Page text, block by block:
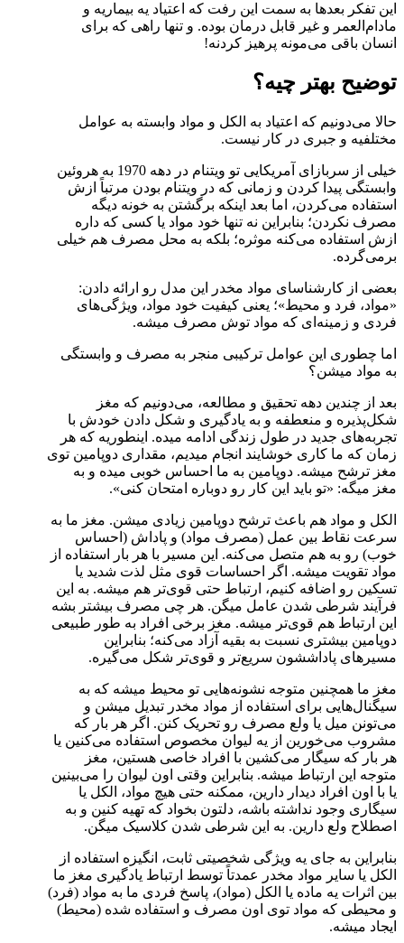
این تفکر بعدها به سمت این رفت که اعتیاد یه بیماریه و
مادام‌العمر و غیر قابل درمان بوده. و تنها راهی که برای
انسان باقی می‌مونه پرهیز کردنه!
توضیح بهتر چیه؟
حالا می‌دونیم که اعتیاد به الکل و مواد وابسته به عوامل
مختلفیه و جبری در کار نیست.
خیلی از سربازای آمریکایی تو ویتنام در دهه 1970 به هروئین
وابستگی پیدا کردن و زمانی که در ویتنام بودن مرتباً ازش
استفاده می‌کردن، اما بعد اینکه برگشتن به خونه دیگه
مصرف نکردن؛ بنابراین نه تنها خود مواد یا کسی که داره
ازش استفاده می‌کنه موثره؛ بلکه به محل مصرف هم خیلی
برمی‌گرده.
بعضی از کارشناسای مواد مخدر این مدل رو ارائه دادن:
«مواد، فرد و محیط»؛ یعنی کیفیت خود مواد، ویژگی‌های
فردی و زمینه‌ای که مواد توش مصرف میشه.
اما چطوری این عوامل ترکیبی منجر به مصرف و وابستگی
به مواد میشن؟
بعد از چندین دهه تحقیق و مطالعه، می‌دونیم که مغز
شکل‌پذیره و منعطفه و به یادگیری و شکل دادن خودش با
تجربه‌های جدید در طول زندگی ادامه میده. اینطوریه که هر
زمان که ما کاری خوشایند انجام میدیم، مقداری دوپامین توی
مغز ترشح میشه. دوپامین به ما احساس خوبی میده و به
مغز میگه: «تو باید این کار رو دوباره امتحان کنی».
الکل و مواد هم باعث ترشح دوپامین زیادی میشن. مغز ما به
سرعت نقاط بین عمل (مصرف مواد) و پاداش (احساس
خوب) رو به هم متصل می‌کنه. این مسیر با هر بار استفاده از
مواد تقویت میشه. اگر احساسات قوی مثل لذت شدید یا
تسکین رو اضافه کنیم، ارتباط حتی قوی‌تر هم میشه. به این
فرآیند شرطی شدن عامل میگن. هر چی مصرف بیشتر بشه
این ارتباط هم قوی‌تر میشه. مغز برخی افراد به طور طبیعی
دوپامین بیشتری نسبت به بقیه آزاد می‌کنه؛ بنابراین
مسیرهای پاداششون سریع‌تر و قوی‌تر شکل می‌گیره.
مغز ما همچنین متوجه نشونه‌هایی تو محیط میشه که به
سیگنال‌هایی برای استفاده از مواد مخدر تبدیل میشن و
می‌تونن میل یا ولع مصرف رو تحریک کنن. اگر هر بار که
مشروب می‌خورین از یه لیوان مخصوص استفاده می‌کنین یا
هر بار که سیگار می‌کشین با افراد خاصی هستین، مغز
متوجه این ارتباط میشه. بنابراین وقتی اون لیوان را می‌بینین
یا با اون افراد دیدار دارین، ممکنه حتی هیچ مواد، الکل یا
سیگاری وجود نداشته باشه، دلتون بخواد که تهیه کنین و به
اصطلاح ولع دارین. به این شرطی شدن کلاسیک میگن.
بنابراین به جای یه ویژگی شخصیتی ثابت، انگیزه استفاده از
الکل یا سایر مواد مخدر عمدتاً توسط ارتباط یادگیری مغز ما
بین اثرات یه ماده یا الکل (مواد)، پاسخ فردی ما به مواد (فرد)
و محیطی که مواد توی اون مصرف و استفاده شده (محیط)
ایجاد میشه.